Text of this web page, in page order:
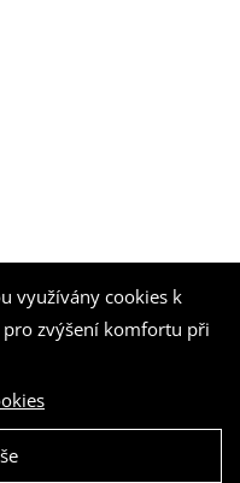
využívány cookies k
zvýšení komfortu při